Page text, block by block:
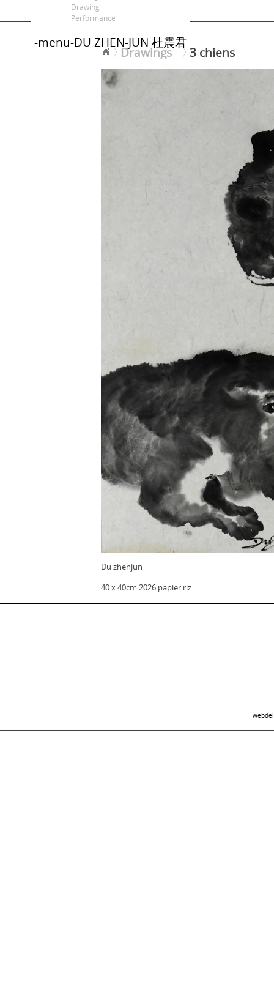
Drawings
3 chiens
Du zhenjun
40 x 40cm 2026 papier riz
+ Drawing
+ Performance
-menu-DU ZHEN-JUN 杜震君